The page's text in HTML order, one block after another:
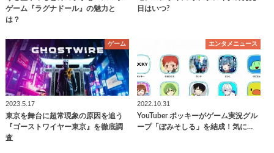
ゲーム『ラグナドール』の魅力と
は？
日はいつ?
ゲーム
2023.5.17
東京を舞台に超常現象の原因を追う
『ゴーストワイヤー東京』を徹底調
査
エンタメニュース
2022.10.31
YouTuber ポッキーがゲーム実況グル
ープ「ぽみそしる」を結成！気に…